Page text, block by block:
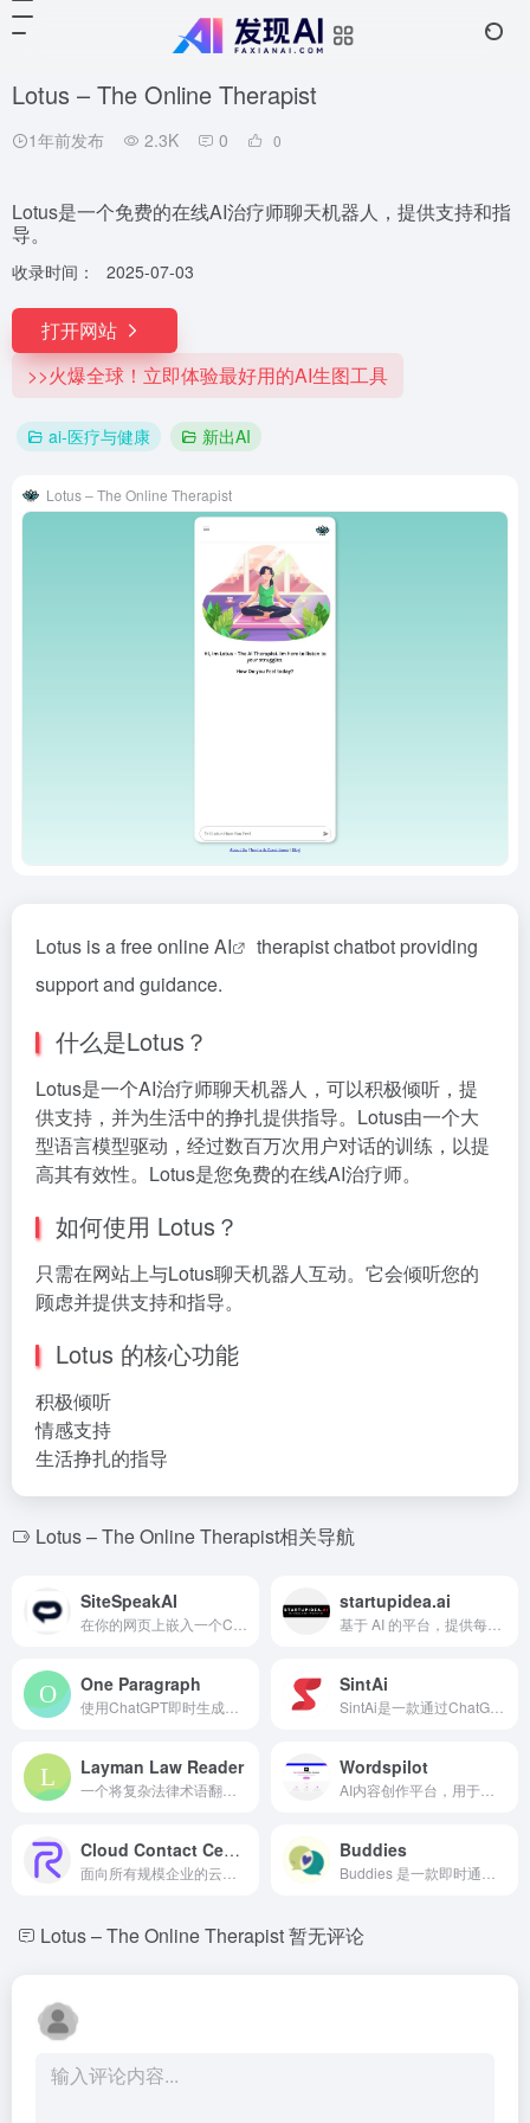
Lotus – The Online Therapist
1年前发布 2.3K 0 0
Lotus是一个免费的在线AI治疗师聊天机器人，提供支持和指
导。
收录时间： 2025-07-03
打开网站
>>火爆全球！立即体验最好用的AI生图工具
ai-医疗与健康 新出AI
Lotus – The Online Therapist
Lotus is a free onlineAI
therapist chatbot providing
support and guidance.
什么是Lotus？
Lotus是一个AI治疗师聊天机器人，可以积极倾听，提
供支持，并为生活中的挣扎提供指导。Lotus由一个大
型语言模型驱动，经过数百万次用户对话的训练，以提
高其有效性。Lotus是您免费的在线AI治疗师。
如何使用 Lotus？
只需在网站上与Lotus聊天机器人互动。它会倾听您的
顾虑并提供支持和指导。
Lotus 的核心功能
积极倾听
情感支持
生活挣扎的指导
Lotus – The Online Therapist相关导航
SiteSpeakAI startupidea.ai
One Paragraph SintAi
Layman Law Reader Wordspilot
Cloud Contact Center Services Buddies
Lotus – The Online Therapist暂无评论